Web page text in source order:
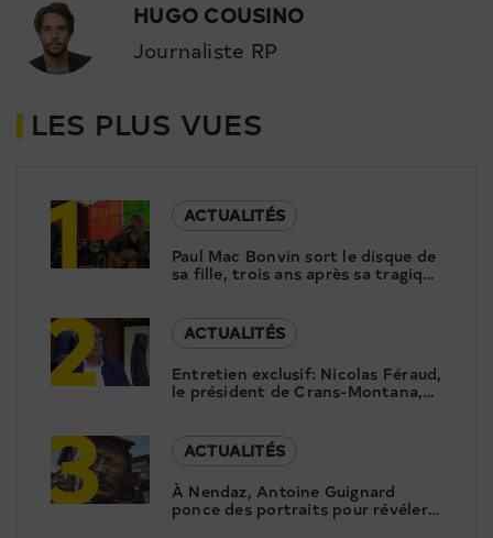
HUGO COUSINO
Journaliste RP
LES PLUS VUES
1
ACTUALITÉS
Paul Mac Bonvin sort le disque de
sa fille, trois ans après sa tragique
2
ACTUALITÉS
Entretien exclusif: Nicolas Féraud,
le président de Crans-Montana,
répond aux questions de Canal9
3
ACTUALITÉS
À Nendaz, Antoine Guignard
ponce des portraits pour révéler
le patrimoine